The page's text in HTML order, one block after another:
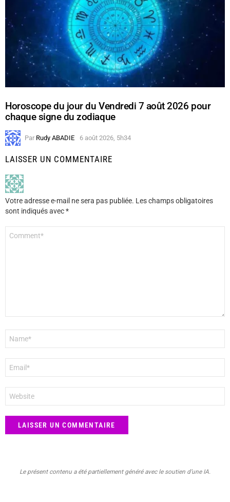
Horoscope du jour du Vendredi 7 août 2026 pour
chaque signe du zodiaque
Par Rudy ABADIE 6 août 2026, 5h34
LAISSER UN COMMENTAIRE
Votre adresse e-mail ne sera pas publiée. Les champs obligatoires
sont indiqués avec*
mail
*
web
Le présent contenu a été partiellement généré avec le soutien d’une IA.